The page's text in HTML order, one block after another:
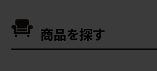
商品を探す